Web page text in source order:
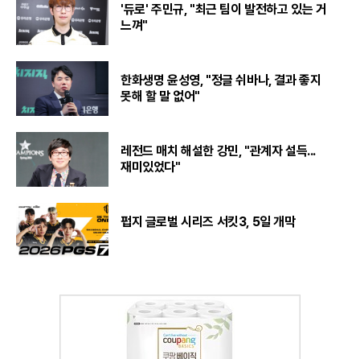
'듀로' 주민규, "최근 팀이 발전하고 있는 거
느껴"
한화생명 윤성영, "정글 쉬바나, 결과 좋지
못해 할 말 없어"
레전드 매치 해설한 강민, "관계자 설득...
재미있었다"
펍지 글로벌 시리즈 서킷3, 5일 개막